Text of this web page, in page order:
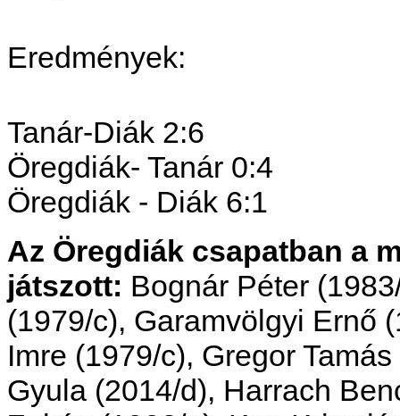
Eredmények:
Tanár-Diák 2:6
Öregdiák- Tanár 0:4
Öregdiák - Diák 6:1
Az Öregdiák csapatban a
játszott: Bognár Péter
(1979/c), Garamvölgyi Ernő
Imre (1979/c), Gregor
Gyula (2014/d), Harrach